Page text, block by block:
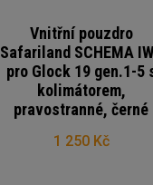
Vnitřní pouzdro
Safariland SCHEMA
pro Glock 19 gen.1-5
kolimátorem,
pravostranné, černé
1 250 Kč